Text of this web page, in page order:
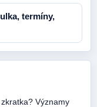
termíny,
Významy